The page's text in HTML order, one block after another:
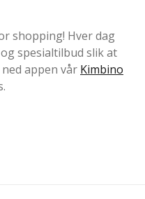
shopping! Hver dag
spesialtilbud slik at
appen vår Kimbino